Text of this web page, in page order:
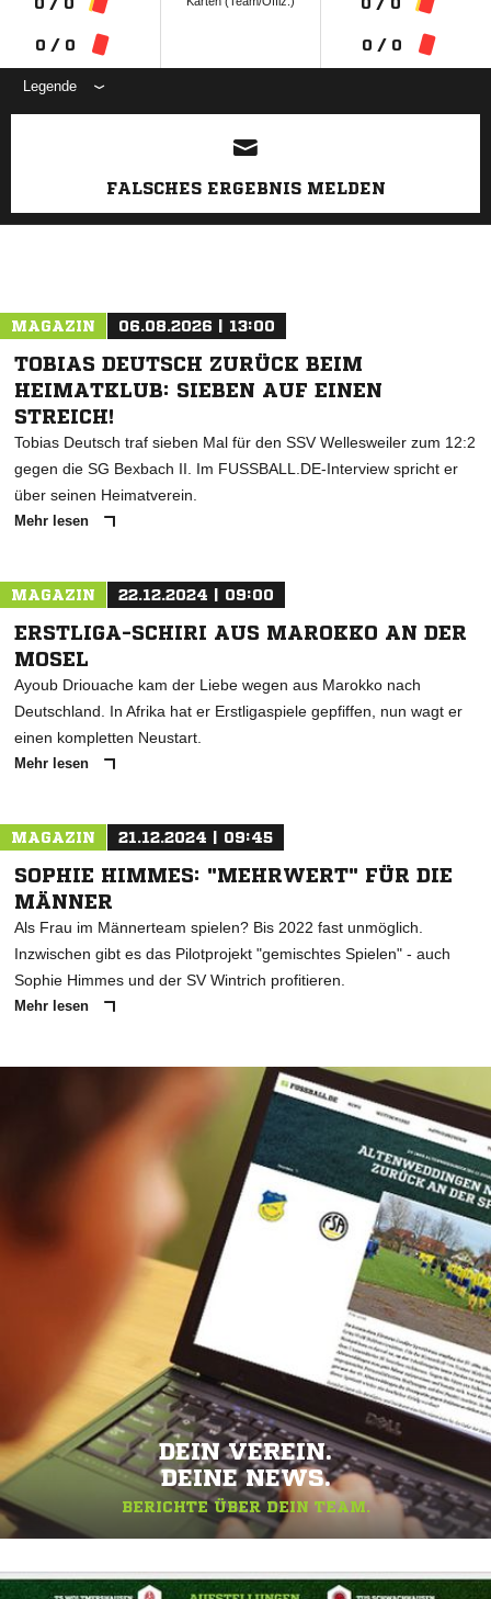
0 / 0 0 / 0
Legende
ANZEIGE
FALSCHES ERGEBNIS MELDEN
MAGAZIN 06.08.2026 | 13:00
TOBIAS DEUTSCH ZURÜCK BEIM
HEIMATKLUB: SIEBEN AUF EINEN
STREICH!
Tobias Deutsch traf sieben Mal für den SSV Wellesweiler zum 12:2
gegen die SG Bexbach II. Im FUSSBALL.DE-Interview spricht er
über seinen Heimatverein.
Mehr lesen
MAGAZIN 22.12.2024 | 09:00
ERSTLIGA-SCHIRI AUS MAROKKO AN DER
MOSEL
Ayoub Driouache kam der Liebe wegen aus Marokko nach
Deutschland. In Afrika hat er Erstligaspiele gepfiffen, nun wagt er
einen kompletten Neustart.
Mehr lesen
MAGAZIN 21.12.2024 | 09:45
SOPHIE HIMMES: "MEHRWERT" FÜR DIE
MÄNNER
Als Frau im Männerteam spielen? Bis 2022 fast unmöglich.
Inzwischen gibt es das Pilotprojekt "gemischtes Spielen" - auch
Sophie Himmes und der SV Wintrich profitieren.
Mehr lesen
DEIN VEREIN.
DEINE NEWS.
BERICHTE ÜBER DEIN TEAM.